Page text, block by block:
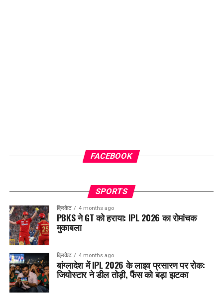
FACEBOOK
SPORTS
क्रिकेट 4 months ago
PBKS ने GT को हराया: IPL 2026 का रोमांचक
मुकाबला
क्रिकेट 4 months ago
बांग्लादेश में IPL 2026 के लाइव प्रसारण पर रोक:
जियोस्टार ने डील तोड़ी, फैंस को बड़ा झटका